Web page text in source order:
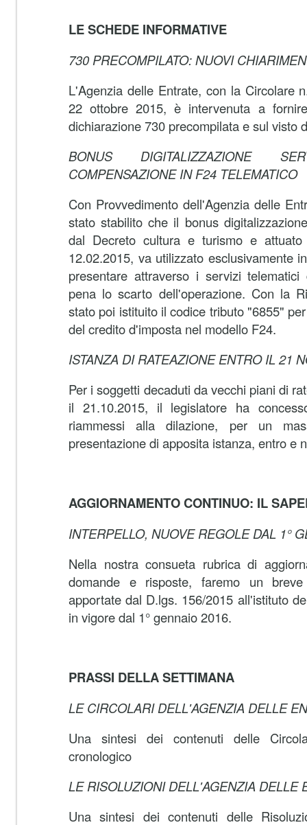
LE SCHEDE INFORMATIVE
730 PRECOMPILATO: NUOVI
L'Agenzia delle Entrate, con la Circolare
22 ottobre 2015, è intervenuta a
dichiarazione 730 precompilata e sul visto
BONUS DIGITALIZZAZIONE
COMPENSAZIONE IN F24 TELEMATICO
Con Provvedimento dell'Agenzia delle
stato stabilito che il bonus
dal Decreto cultura e turismo e
12.02.2015, va utilizzato esclusivamente
presentare attraverso i servizi
pena lo scarto dell'operazione. Con la
stato poi istituito il codice tributo "6855"
del credito d'imposta nel modello F24.
ISTANZA DI RATEAZIONE ENTRO IL 21
Per i soggetti decaduti da vecchi piani di
il 21.10.2015, il legislatore ha
riammessi alla dilazione, per un
presentazione di apposita istanza, entro e
AGGIORNAMENTO CONTINUO: IL
INTERPELLO, NUOVE REGOLE DAL 1°
Nella nostra consueta rubrica di
domande e risposte, faremo un
apportate dal D.lgs. 156/2015 all'istituto
in vigore dal 1° gennaio 2016.
PRASSI DELLA SETTIMANA
LE CIRCOLARI DELL'AGENZIA DELLE
Una sintesi dei contenuti delle
cronologico
LE RISOLUZIONI DELL'AGENZIA DELLE
Una sintesi dei contenuti delle